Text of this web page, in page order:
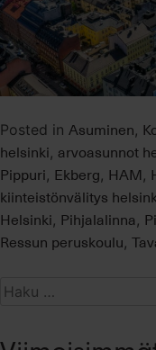
Posted in Asuminen,
helsinki, arvoasunnot
Pippuri, Ekberg, HAM ,
kiinteistönvälitys
Helsinki, Pihjalalinna,
Ressun peruskoulu,
Haku: